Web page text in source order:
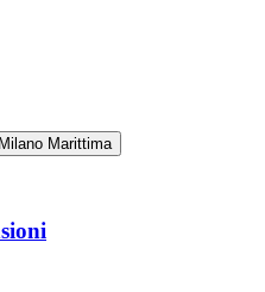
Marittima